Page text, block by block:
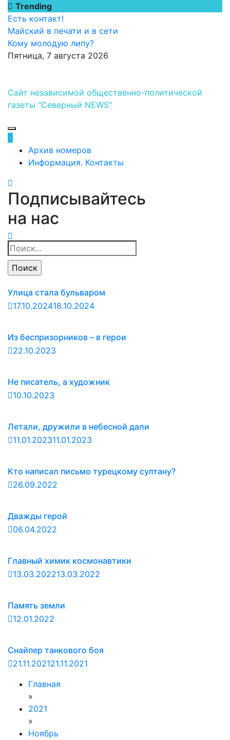
Перейти
содержимому
Trending
Есть контакт!
Майский в печати и в сети
Кому молодую липу?
Пятница, 7 августа 2026
Сайт независимой общественно-политической
газеты "Северный NEWS"
Архив номеров
Информация. Контакты
Подписывайтесь
на нас
Найти:
Улица стала бульваром
17.10.202418.10.2024
Из беспризорников – в герои
22.10.2023
Не писатель, а художник
10.10.2023
Летали, дружили в небесной дали
11.01.202311.01.2023
Кто написал письмо турецкому султану?
26.09.2022
Дважды герой
06.04.2022
Главный химик космонавтики
13.03.202213.03.2022
Память земли
12.01.2022
Снайпер танкового боя
21.11.202121.11.2021
Главная
»
2021
»
Ноябрь